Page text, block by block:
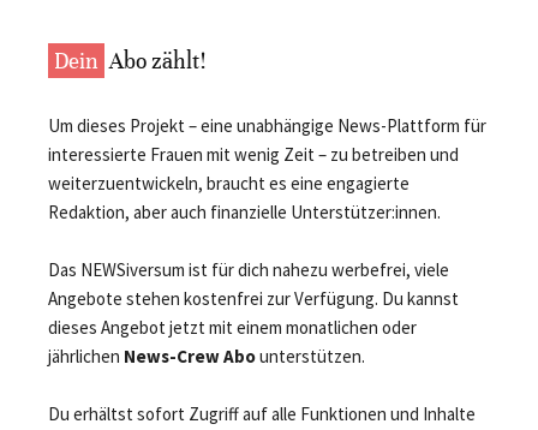
Dein Abo zählt!
Um dieses Projekt – eine unabhängige News-Plattform für
interessierte Frauen mit wenig Zeit – zu betreiben und
weiterzuentwickeln, braucht es eine engagierte
Redaktion, aber auch finanzielle Unterstützer:innen.
Das NEWSiversum ist für dich nahezu werbefrei, viele
Angebote stehen kostenfrei zur Verfügung. Du kannst
dieses Angebot jetzt mit einem monatlichen oder
jährlichen News-Crew Abounterstützen.
Du erhältst sofort Zugriff auf alle Funktionen und Inhalte